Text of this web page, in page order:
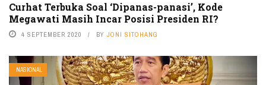
Curhat Terbuka Soal ‘Dipanas-panasi’, Kode
Megawati Masih Incar Posisi Presiden RI?
4 SEPTEMBER 2020 BY JONI SITOHANG
NASIONAL